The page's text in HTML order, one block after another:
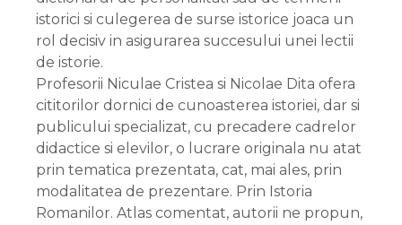
istorici si culegerea de surse istorice joaca un
rol decisiv in asigurarea succesului unei lectii
de istorie.
Profesorii Niculae Cristea si Nicolae Dita ofera
cititorilor dornici de cunoasterea istoriei, dar si
publicului specializat, cu precadere cadrelor
didactice si elevilor, o lucrare originala nu atat
prin tematica prezentata, cat, mai ales, prin
modalitatea de prezentare. Prin Istoria
Romanilor. Atlas comentat, autorii ne propun,